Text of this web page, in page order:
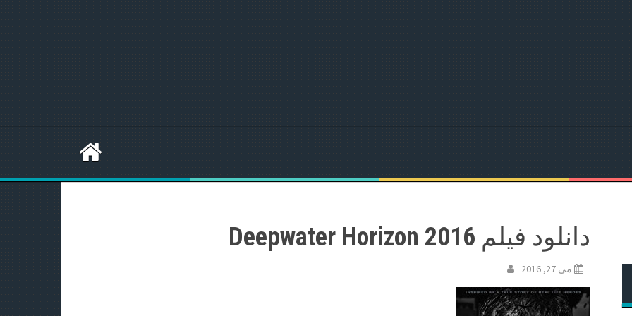
دانلود فیلم Deepwater Horizon 2016
می 27, 2016